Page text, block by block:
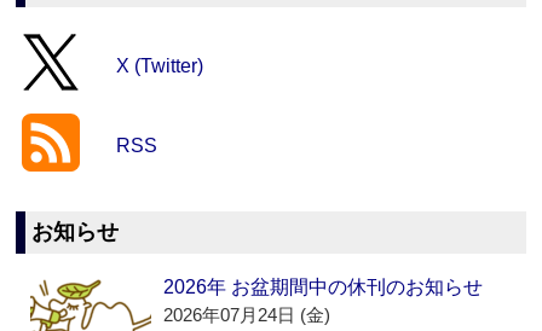
X (Twitter)
RSS
お知らせ
2026年 お盆期間中の休刊のお知らせ
2026年07月24日 (金)